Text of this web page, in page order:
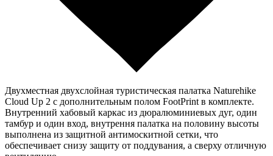
Двухместная двухслойная туристическая палатка Naturehike
Cloud Up 2 с дополнительным полом FootPrint в комплекте.
Внутренний хабовый каркас из дюралюминиевых дуг, один
тамбур и один вход, внутрення палатка на половину высоты
выполнена из защитной антимоскитной сетки, что
обеспечивает снизу защиту от поддувания, а сверху отличную